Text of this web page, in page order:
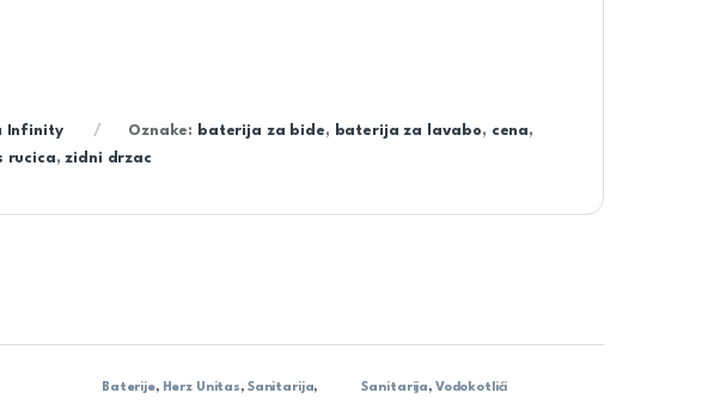
Infinity Oznake: baterija za bide, baterija za lavabo, cena,
rucica,zidni drzac
Baterije, Herz Unitas, Sanitarija,
Sanitarija, Vodokotlići